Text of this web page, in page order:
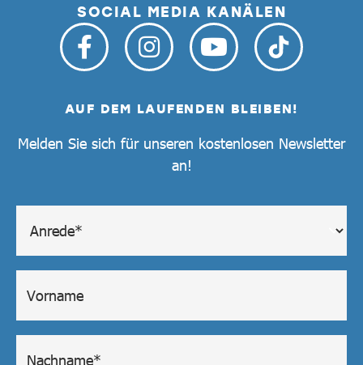
SOCIAL MEDIA KANÄLEN
AUF DEM LAUFENDEN BLEIBEN!
Melden Sie sich für unseren kostenlosen Newsletter
an!